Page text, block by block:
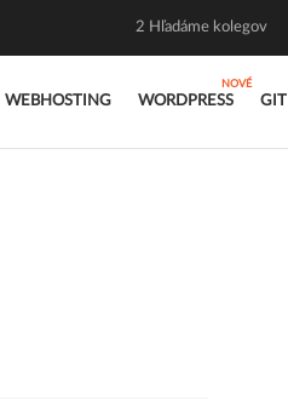
WEBHOSTING WORDPRESS GIT
2 Hľadáme kolegov